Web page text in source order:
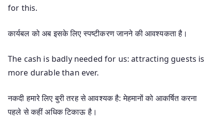
for this.
कार्यबल को अब इसके लिए स्पष्टीकरण जानने की आवश्यकता है।
The cash is badly needed for us: attracting guests is
more durable than ever.
नकदी हमारे लिए बुरी तरह से आवश्यक है: मेहमानों को आकर्षित करना
पहले से कहीं अधिक टिकाऊ है।